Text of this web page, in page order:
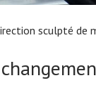
sculpté de